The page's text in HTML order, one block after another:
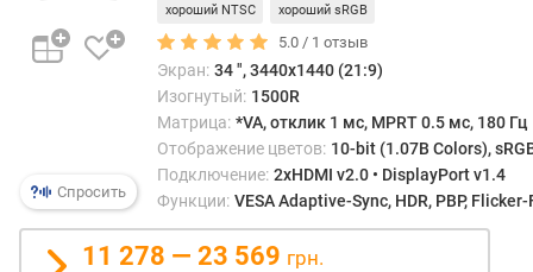
ш
е
д
о
р
о
Спросить
хороший NTSC хороший sRGB
5.0 / 1 отзыв
Экран: 34 ", 3440x1440 (21:9)
Изогнутый: 1500R
Матрица: *VA, отклик 1 мс, MPRT 0.5 мс, 180 Гц
Отображение цветов: 10-bit (1.07B Colors),
Подключение: 2xHDMI v2.0 • DisplayPort v1.4
Функции: VESA Adaptive-Sync, HDR, PBP, Flicker-
11 278 — 23 569 грн.